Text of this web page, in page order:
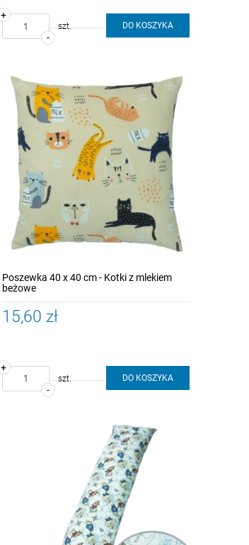
-
+
szt. DO KOSZYKA
Poszewka 40 x 40 cm - Kotki z mlekiem
beżowe
15,60 zł
-
+
szt. DO KOSZYKA